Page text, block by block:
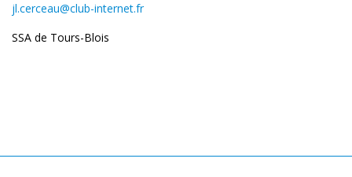
jl.cerceau@club-internet.fr
SSA de Tours-Blois